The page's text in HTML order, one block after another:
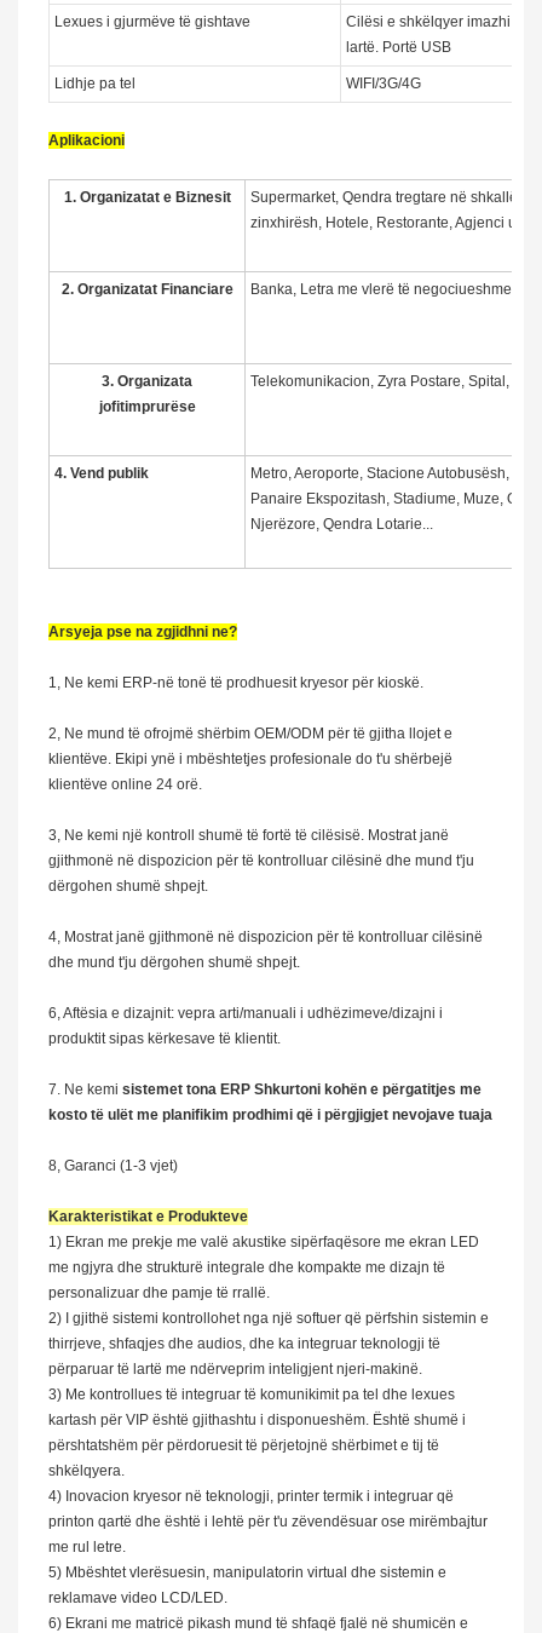
Lexues i gjurmëve të gishtave
Cilësi e shkëlqyer imazhi
lartë. Portë USB
Lidhje pa tel WIFI/3G/4G
Aplikacioni
1. Organizatat e Biznesit
Supermarket, Qendra tregtare në shkallë
zinxhirësh, Hotele, Restorante, Agjenci
2. Organizatat Financiare Banka, Letra me vlerë të negociueshme,
3. Organizata
jofitimprurëse
Telekomunikacion, Zyra Postare, Spital,
4. Vend publik
Metro, Aeroporte, Stacione Autobusësh,
Panaire Ekspozitash, Stadiume, Muze,
Njerëzore, Qendra Lotarie...
Arsyeja pse na zgjidhni ne?
1, Ne kemi ERP-në tonë të prodhuesit kryesor për kioskë.
2, Ne mund të ofrojmë shërbim OEM/ODM për të gjitha llojet e
klientëve. Ekipi ynë i mbështetjes profesionale do t'u shërbejë
klientëve online 24 orë.
3, Ne kemi një kontroll shumë të fortë të cilësisë. Mostrat janë
gjithmonë në dispozicion për të kontrolluar cilësinë dhe mund t'ju
dërgohen shumë shpejt.
4, Mostrat janë gjithmonë në dispozicion për të kontrolluar cilësinë
dhe mund t'ju dërgohen shumë shpejt.
6, Aftësia e dizajnit: vepra arti/manuali i udhëzimeve/dizajni i
produktit sipas kërkesave të klientit.
7. Ne kemi sistemet tona ERP Shkurtoni kohën e përgatitjes me
kosto të ulët me planifikim prodhimi që i përgjigjet nevojave tuaja
8, Garanci (1-3 vjet)
Karakteristikat e Produkteve
1) Ekran me prekje me valë akustike sipërfaqësore me ekran LED
me ngjyra dhe strukturë integrale dhe kompakte me dizajn të
personalizuar dhe pamje të rrallë.
2) I gjithë sistemi kontrollohet nga një softuer që përfshin sistemin e
thirrjeve, shfaqjes dhe audios, dhe ka integruar teknologji të
përparuar të lartë me ndërveprim inteligjent njeri-makinë.
3) Me kontrollues të integruar të komunikimit pa tel dhe lexues
kartash për VIP është gjithashtu i disponueshëm. Është shumë i
përshtatshëm për përdoruesit të përjetojnë shërbimet e tij të
shkëlqyera.
4) Inovacion kryesor në teknologji, printer termik i integruar që
printon qartë dhe është i lehtë për t'u zëvendësuar ose mirëmbajtur
me rul letre.
5) Mbështet vlerësuesin, manipulatorin virtual dhe sistemin e
reklamave video LCD/LED.
6) Ekrani me matricë pikash mund të shfaqë fjalë në shumicën e